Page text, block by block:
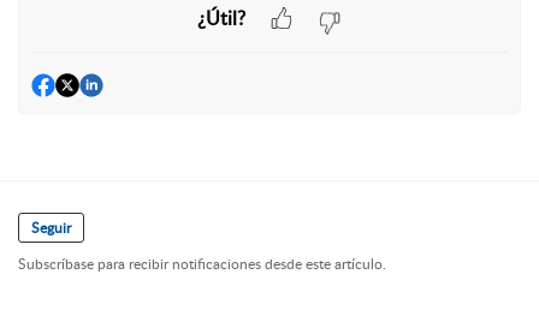
¿Útil?
Seguir
Subscríbase para recibir notificaciones desde este artículo.